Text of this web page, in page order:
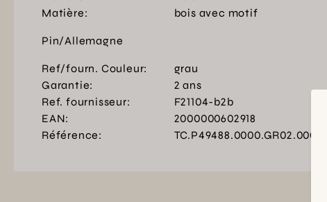
Matière:
bois avec motif
Pin/Allemagne
Ref/fourn. Couleur:
grau
Garantie:
2 ans
Ref. fournisseur:
F21104-b2b
EAN:
2000000602918
Référence:
TC.P49488.0000.GR02.0000